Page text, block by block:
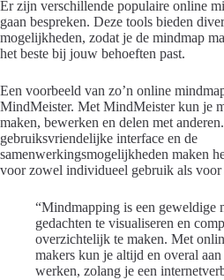
Er zijn verschillende populaire online
gaan bespreken. Deze tools bieden
mogelijkheden, zodat je de mindmap
het beste bij jouw behoeften past.
Een voorbeeld van zo’n online
MindMeister. Met MindMeister kun je
maken, bewerken en delen met
gebruiksvriendelijke interface en de
samenwerkingsmogelijkheden maken
voor zowel individueel gebruik als voor
“Mindmapping is een geweldige
gedachten te visualiseren en
overzichtelijk te maken. Met
makers kun je altijd en overal
werken, zolang je een